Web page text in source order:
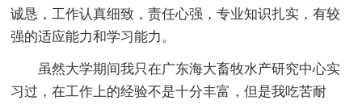
诚恳，工作认真细致，责任心强，专业知识扎实，有较
强的适应能力和学习能力。
虽然大学期间我只在广东海大畜牧水产研究中心实
习过，在工作上的经验不是十分丰富，但是我吃苦耐